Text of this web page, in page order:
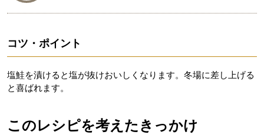
コツ・ポイント
塩鮭を漬けると塩が抜けおいしくなります。冬場に差し上げる
と喜ばれます。
このレシピを考えたきっかけ